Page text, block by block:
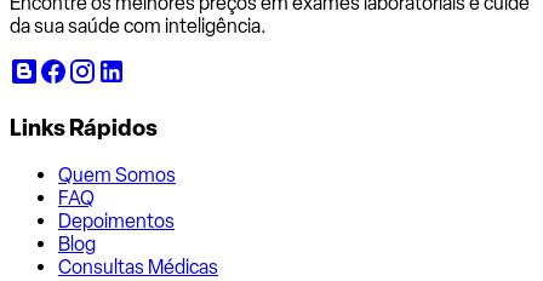
da sua saúde com inteligência.
Links Rápidos
Quem Somos
FAQ
Depoimentos
Blog
Consultas Médicas